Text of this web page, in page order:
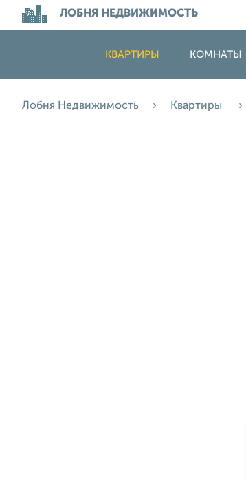
ЛОБНЯ НЕДВИЖИМОСТЬ
КВАРТИРЫ КОМНАТЫ
Лобня Недвижимость Квартиры